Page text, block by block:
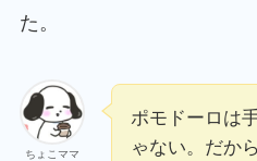
た。
ちょこママ
ポモドーロは
ゃない。だか